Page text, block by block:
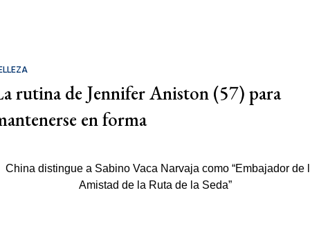
rutina de Jennifer Aniston (57) para
en forma